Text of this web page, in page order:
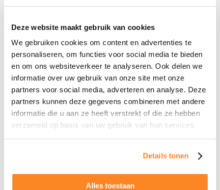
Deze website maakt gebruik van cookies
We gebruiken cookies om content en advertenties te
personaliseren, om functies voor social media te bieden
en om ons websiteverkeer te analyseren. Ook delen we
informatie over uw gebruik van onze site met onze
partners voor social media, adverteren en analyse. Deze
partners kunnen deze gegevens combineren met andere
informatie die u aan ze heeft verstrekt of die ze hebben
verzameld op basis van uw gebruik van hun services.
Details tonen
Alles toestaan
Een oproep aan twijfelaars
Voor singles die denken dat matchmaking misschien niet
voor hen is, heeft Eugenie een simpele boodschap. “Probeer
maar het geeft je wel een veel betere kans om iemand te
precies wat je nodig hebt.”